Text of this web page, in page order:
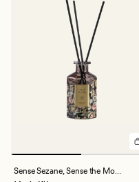
Sense Sezane,Sense the Moment